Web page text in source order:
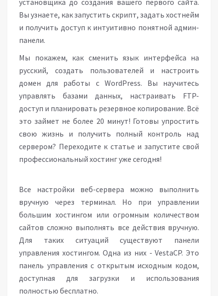
Вы узнаете, как запустить скрипт, задать хостнейм
и получить доступ к интуитивно понятной админ-
панели.
Мы покажем, как сменить язык интерфейса на
русский, создать пользователей и настроить
домен для работы с WordPress. Вы научитесь
управлять базами данных, настраивать FTP-
доступ и планировать резервное копирование. Всё
это займет не более 20 минут! Готовы упростить
свою жизнь и получить полный контроль над
сервером? Переходите к статье и запустите свой
профессиональный хостинг уже сегодня!
Все настройки веб-сервера можно выполнить
вручную через терминал. Но при управлении
большим хостингом или огромным количеством
сайтов сложно выполнять все действия вручную.
Для таких ситуаций существуют панели
управления хостингом. Одна из них - VestaCP. Это
панель управления с открытым исходным кодом,
доступная для загрузки и использования
полностью бесплатно.